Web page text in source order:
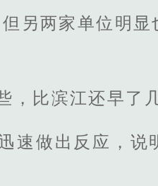
另两家单位明
，比滨江还早了
速做出反应，说